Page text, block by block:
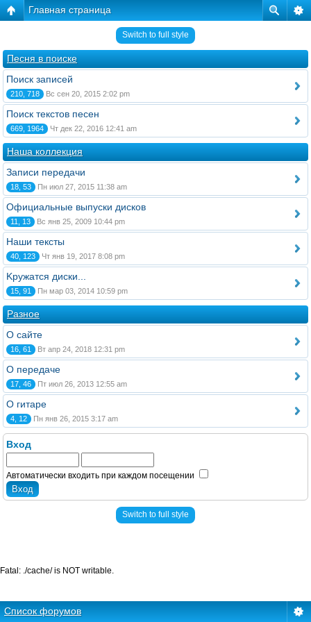
Главная страница
Switch to full style
Песня в поиске
Поиск записей
210, 718 Вс сен 20, 2015 2:02 pm
Поиск текстов песен
669, 1964 Чт дек 22, 2016 12:41 am
Наша коллекция
Записи передачи
18, 53 Пн июл 27, 2015 11:38 am
Официальные выпуски дисков
11, 13 Вс янв 25, 2009 10:44 pm
Наши тексты
40, 123 Чт янв 19, 2017 8:08 pm
Kружатся диски...
15, 91 Пн мар 03, 2014 10:59 pm
Разное
О сайте
16, 61 Вт апр 24, 2018 12:31 pm
О передаче
17, 46 Пт июл 26, 2013 12:55 am
О гитаре
4, 12 Пн янв 26, 2015 3:17 am
Вход
Автоматически входить при каждом посещении
Switch to full style
Список форумов
Fatal: ./cache/ is NOT writable.